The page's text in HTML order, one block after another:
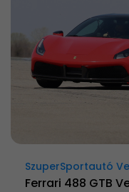
SzuperSportautó
Ferrari 488 GTB